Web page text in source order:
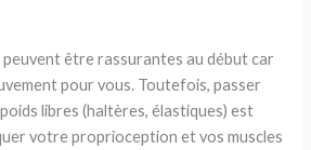
peuvent être rassurantes au début car
pour vous. Toutefois, passer
libres (haltères, élastiques) est
votre proprioception et vos muscles